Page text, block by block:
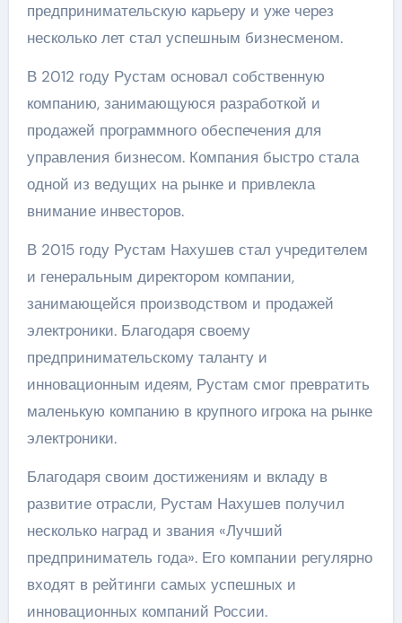
предпринимательскую карьеру и уже через
несколько лет стал успешным бизнесменом.
В 2012 году Рустам основал собственную
компанию, занимающуюся разработкой и
продажей программного обеспечения для
управления бизнесом. Компания быстро стала
одной из ведущих на рынке и привлекла
внимание инвесторов.
В 2015 году Рустам Нахушев стал учредителем
и генеральным директором компании,
занимающейся производством и продажей
электроники. Благодаря своему
предпринимательскому таланту и
инновационным идеям, Рустам смог превратить
маленькую компанию в крупного игрока на рынке
электроники.
Благодаря своим достижениям и вкладу в
развитие отрасли, Рустам Нахушев получил
несколько наград и звания «Лучший
предприниматель года». Его компании регулярно
входят в рейтинги самых успешных и
инновационных компаний России.